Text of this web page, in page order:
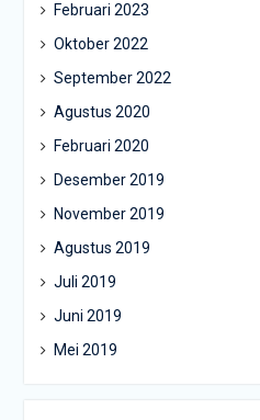
Februari 2023
Oktober 2022
September 2022
Agustus 2020
Februari 2020
Desember 2019
November 2019
Agustus 2019
Juli 2019
Juni 2019
Mei 2019